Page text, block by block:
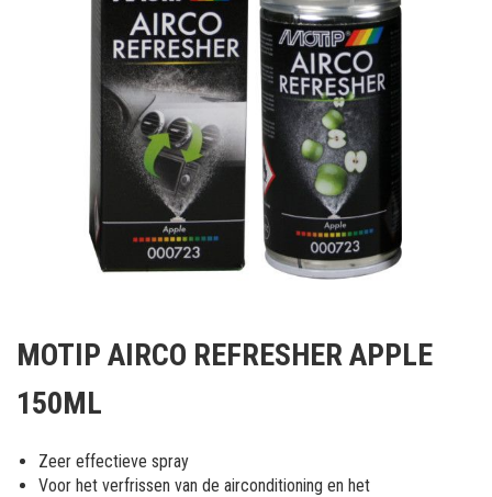
het
van
afbeeldingen-
gallerij
MOTIP AIRCO REFRESHER APPLE
150ML
Zeer effectieve spray
Voor het verfrissen van de airconditioning en het